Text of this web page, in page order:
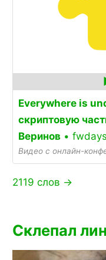
Everywhere is
скриптовую
Веринов• fwdays
2119 слов →
Склепал